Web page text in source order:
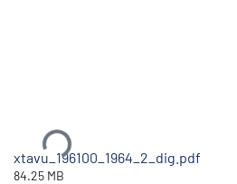
xtavu_196100_1964_2_dig.pdf
84.25 MB